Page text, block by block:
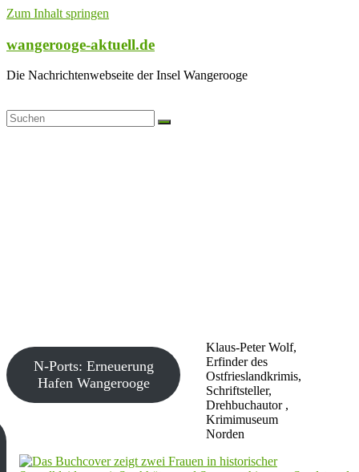
Zum Inhalt springen
wangerooge-aktuell.de
Die Nachrichtenwebseite der Insel Wangerooge
Klaus-Peter Wolf,
Erfinder des
Ostfrieslandkrimis,
Schriftsteller,
Drehbuchautor ,
Krimimuseum
Norden
N-Ports: Erneuerung
Hafen Wangerooge